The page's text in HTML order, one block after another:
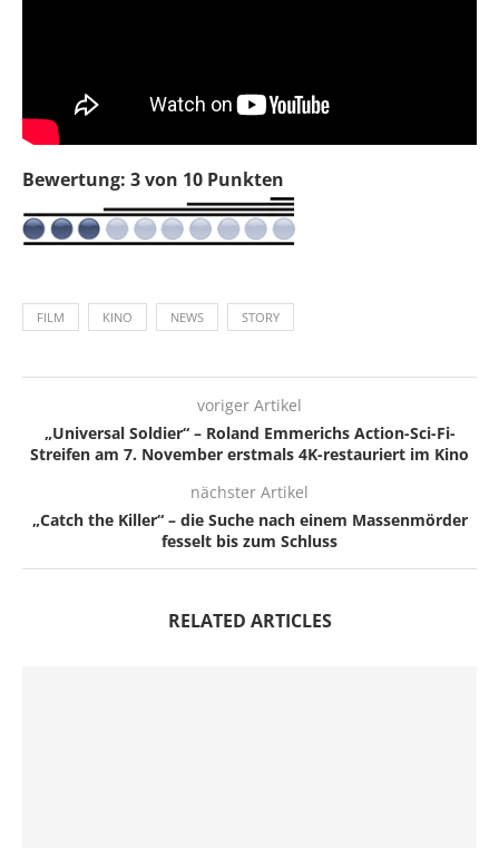
Bewertung: 3 von 10 Punkten
FILM KINO NEWS STORY
voriger Artikel
„Universal Soldier“ – Roland Emmerichs Action-Sci-Fi-
Streifen am 7. November erstmals 4K-restauriert im Kino
nächster Artikel
„Catch the Killer“ – die Suche nach einem Massenmörder
fesselt bis zum Schluss
RELATED ARTICLES